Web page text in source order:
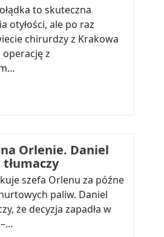
to skuteczna
otyłości, ale po raz
chirurdzy z Krakowa
z
Orlenie. Daniel
szefa Orlenu za późne
paliw. Daniel
że decyzja zapadła w